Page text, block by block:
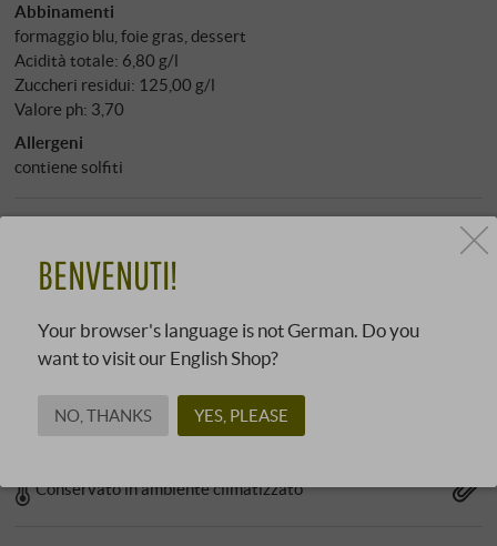
Abbinamenti
formaggio blu, foie gras, dessert
Acidità totale: 6,80 g/l
Zuccheri residui: 125,00 g/l
Valore ph: 3,70
Allergeni
contiene solfiti
Armonioso/morbido e rotondo
Da abbinare
Formaggio stagionato
Torte e pasticcini
Terrine e paté
Conservato in ambiente climatizzato
BENVENUTI!
Your browser's language is not German. Do you
want to visit our English Shop?
NO, THANKS YES, PLEASE